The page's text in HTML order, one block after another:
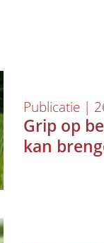
Publicatie |
Grip op
kan